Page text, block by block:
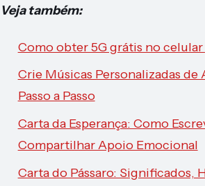
Veja também:
Como obter 5G grátis no celular
Crie Músicas Personalizadas de
Passo a Passo
Carta da Esperança: Como
Compartilhar Apoio Emocional
Carta do Pássaro: Significados,